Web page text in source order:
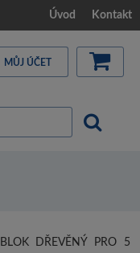
Úvod Kontakt
MŮJ ÚČET
BLOK DŘEVĚNÝ PRO 5